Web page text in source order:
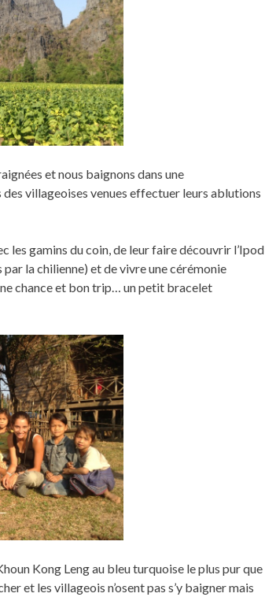
et nous baignons dans une
villageoises venues effectuer leurs ablutions
les gamins du coin, de leur faire découvrir l’Ipod
la chilienne) et de vivre une cérémonie
chance et bon trip… un petit bracelet
Kong Leng au bleu turquoise le plus pur que
et les villageois n’osent pas s’y baigner mais